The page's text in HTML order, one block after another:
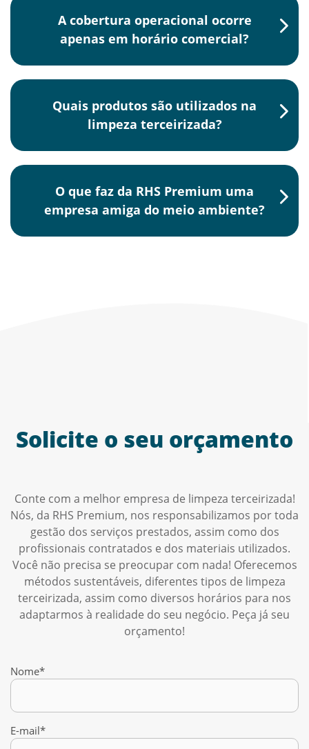
A cobertura operacional ocorre
apenas em horário comercial?
Quais produtos são utilizados na
limpeza terceirizada?
O que faz da RHS Premium uma
empresa amiga do meio ambiente?
Solicite o seu orçamento
Conte com a melhor empresa de limpeza terceirizada!
Nós, da RHS Premium, nos responsabilizamos por toda
gestão dos serviços prestados, assim como dos
profissionais contratados e dos materiais utilizados.
Você não precisa se preocupar com nada! Oferecemos
métodos sustentáveis, diferentes tipos de limpeza
terceirizada, assim como diversos horários para nos
adaptarmos à realidade do seu negócio. Peça já seu
orçamento!
Nome*
E-mail*